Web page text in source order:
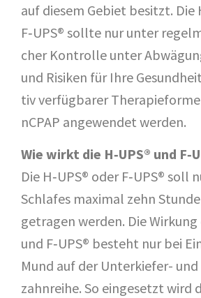
auf die­sem Gebiet besitzt. Die
F‑UPS® soll­te nur unter
cher Kon­trol­le unter
und Risi­ken für Ihre
tiv ver­füg­ba­rer
nCPAP ange­wen­det werden.
Wie wirkt die H‑UPS® und
Die H‑UPS® oder F‑UPS® soll
Schla­fes maxi­mal zehn
getra­gen wer­den. Die Wir­kung
und F‑UPS® besteht nur bei
Mund auf der Unter­kie­fer-
zahn­rei­he. So ein­ge­setzt wird